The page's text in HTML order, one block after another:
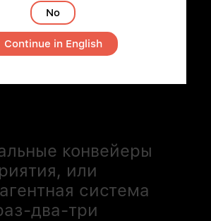
конвейеры
или
система
два-три
No
Continue in English